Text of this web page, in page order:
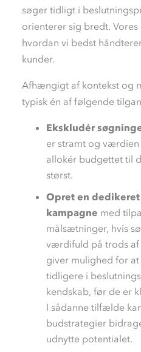
søger tidligt i
orienterer sig bredt.
hvordan vi bedst
kunder.
Afhængigt af kontekst og
typisk én af følgende
Ekskludér
er stramt og værdien
allokér budgettet til
størst.
Opret en dedikeret
kampagne med
målsætninger, hvis
værdifuld på trods af
giver mulighed for
tidligere i
kendskab, før de er
I sådanne tilfælde
budstrategier
udnytte potentialet.